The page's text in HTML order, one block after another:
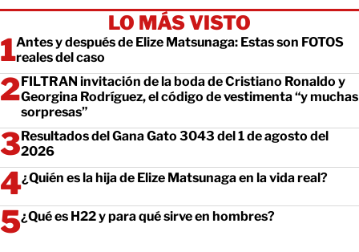
LO MÁS VISTO
Antes y después de Elize Matsunaga: Estas son FOTOS
reales del caso
FILTRAN invitación de la boda de Cristiano Ronaldo y
Georgina Rodríguez, el código de vestimenta “y muchas
sorpresas”
Resultados del Gana Gato 3043 del 1 de agosto del
2026
¿Quién es la hija de Elize Matsunaga en la vida real?
¿Qué es H22 y para qué sirve en hombres?